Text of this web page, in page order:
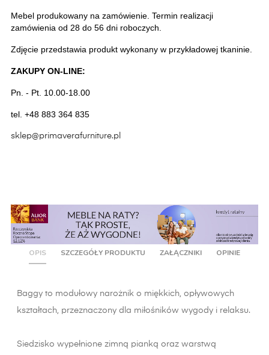
Mebel produkowany na zamówienie. Termin realizacji
zamówienia od 28 do 56 dni roboczych.
Zdjęcie przedstawia produkt wykonany w przykładowej tkaninie.
ZAKUPY ON-LINE:
Pn. - Pt. 10.00-18.00
tel. +48 883 364 835
sklep@primaverafurniture.pl
OPIS SZCZEGÓŁY PRODUKTU ZAŁĄCZNIKI OPINIE
Baggy to modułowy narożnik o miękkich, opływowych
kształtach, przeznaczony dla miłośników wygody i relaksu.
Siedzisko wypełnione zimną pianką oraz warstwą